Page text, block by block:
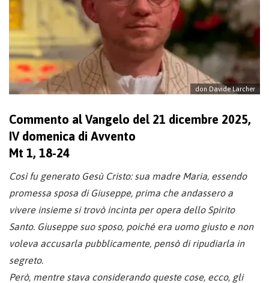
don Davide Larcher
Commento al Vangelo del 21 dicembre 2025,
IV domenica di Avvento
Mt 1, 18-24
Così fu generato Gesù Cristo: sua madre Maria, essendo
promessa sposa di Giuseppe, prima che andassero a
vivere insieme si trovò incinta per opera dello Spirito
Santo. Giuseppe suo sposo, poiché era uomo giusto e non
voleva accusarla pubblicamente, pensò di ripudiarla in
segreto.
Però, mentre stava considerando queste cose, ecco, gli